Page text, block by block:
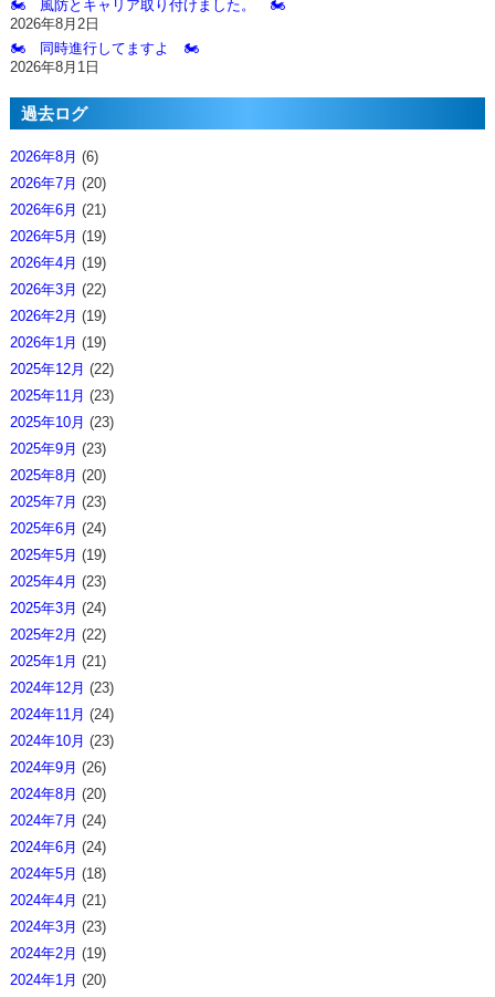
🏍️ 風防とキャリア取り付けました。 🏍️
2026年8月2日
🏍️ 同時進行してますよ 🏍️
2026年8月1日
過去ログ
2026年8月 (6)
2026年7月 (20)
2026年6月 (21)
2026年5月 (19)
2026年4月 (19)
2026年3月 (22)
2026年2月 (19)
2026年1月 (19)
2025年12月 (22)
2025年11月 (23)
2025年10月 (23)
2025年9月 (23)
2025年8月 (20)
2025年7月 (23)
2025年6月 (24)
2025年5月 (19)
2025年4月 (23)
2025年3月 (24)
2025年2月 (22)
2025年1月 (21)
2024年12月 (23)
2024年11月 (24)
2024年10月 (23)
2024年9月 (26)
2024年8月 (20)
2024年7月 (24)
2024年6月 (24)
2024年5月 (18)
2024年4月 (21)
2024年3月 (23)
2024年2月 (19)
2024年1月 (20)